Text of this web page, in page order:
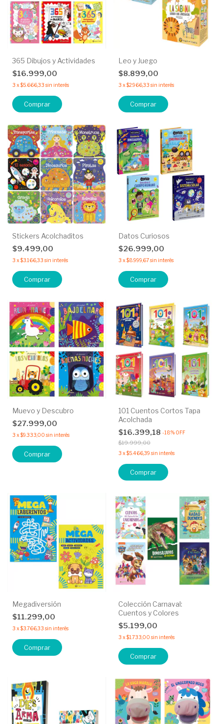
365 Dibujos y Actividades
$16.999,00
3 x$5.666,33 sin interés
Comprar
Leo y Juego
$8.899,00
3 x$2.966,33 sin interés
Comprar
Stickers Acolchaditos
$9.499,00
3 x$3.166,33 sin interés
Comprar
Datos Curiosos
$26.999,00
3 x$8.999,67sin interés
Comprar
Muevo y Descubro
$27.999,00
3 x$9.333,00 sin interés
Comprar
101 Cuentos Cortos Tapa
Acolchada
$16.399,18 -18% OFF
$19.999,00
3 x$5.466,39 sin interés
Comprar
Megadiversión
$11.299,00
3 x$3.766,33 sin interés
Comprar
Colección Carnaval:
Cuentos y Colores
$5.199,00
3 x$1.733,00 sin interés
Comprar